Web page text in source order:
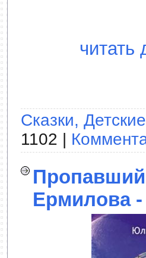
читать
Сказки,
1102 |
Ермилова -